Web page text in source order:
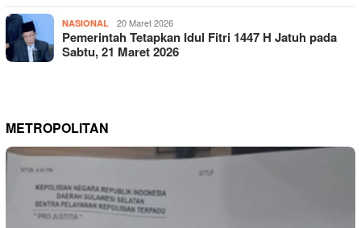
NASIONAL 20 Maret 2026
Pemerintah Tetapkan Idul Fitri 1447 H Jatuh pada
Sabtu, 21 Maret 2026
METROPOLITAN